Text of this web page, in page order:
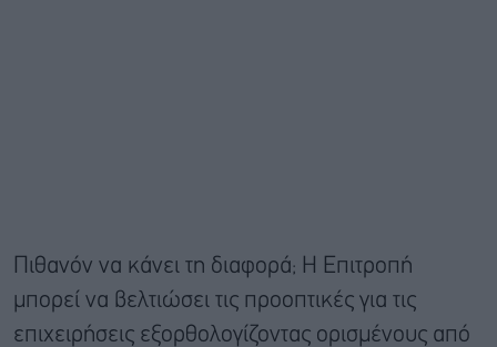
Πιθανόν να κάνει τη διαφορά; Η Επιτροπή
μπορεί να βελτιώσει τις προοπτικές για τις
επιχειρήσεις εξορθολογίζοντας ορισμένους από